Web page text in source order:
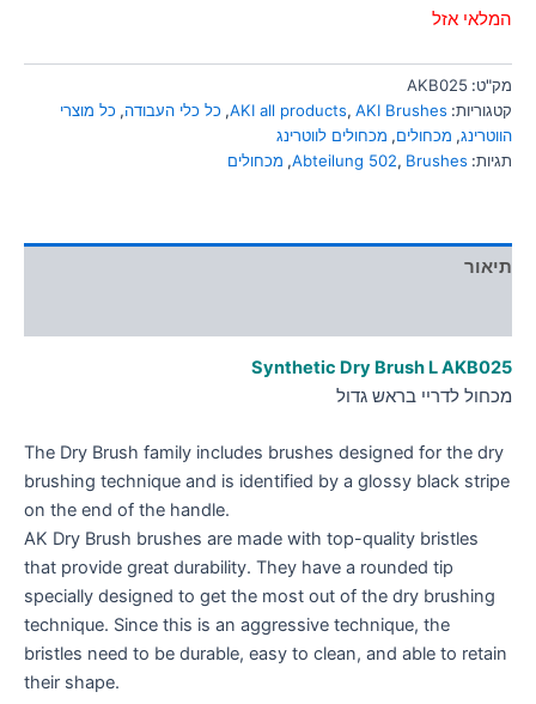
font_download סמן קישורים
לאפס
כל
cached
המלאי אזל
מק"ט: AKB025
קטגוריות:
AKI all products, AKI Brushes
, כל כלי העבודה, כל מוצרי
הווטרינג, מכחולים, מכחולים לווטרינג
תגיות:
Abteilung 502, Brushes
, מכחולים
תיאור
Synthetic Dry Brush L AKB025
מכחול לדריי בראש גדול
The Dry Brush family includes brushes designed for the dry
brushing technique and is identified by a glossy black stripe
on the end of the handle.
AK Dry Brush brushes are made with top-quality bristles
that provide great durability. They have a rounded tip
specially designed to get the most out of the dry brushing
technique. Since this is an aggressive technique, the
bristles need to be durable, easy to clean, and able to retain
their shape.